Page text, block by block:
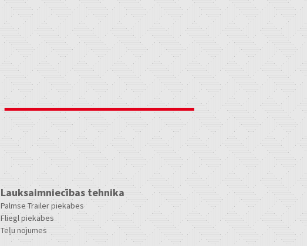
Lauksaimniecības tehnika
Palmse Trailer piekabes
Fliegl piekabes
Teļu nojumes